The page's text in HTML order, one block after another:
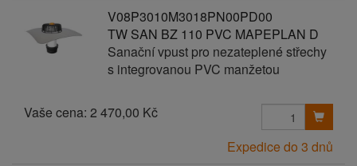
V08P3010M3018PN00PD00
TW SAN BZ 110 PVC MAPEPLAN D
Sanační vpust pro nezateplené střechy
s integrovanou PVC manžetou
Vaše cena: 2 470,00 Kč
Expedice do 3 dnů